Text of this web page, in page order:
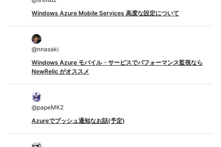
Windows Azure Mobile Services 高度な設定について
@nnasaki
Windows Azure モバイル・サービスでパフォーマンス監視なら
NewRelic がオススメ
@papeMK2
Azureでプッシュ通知なお話(予定)